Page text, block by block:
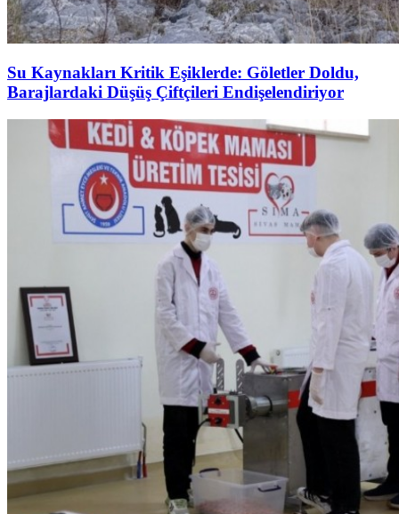
Su Kaynakları Kritik Eşiklerde: Göletler Doldu,
Barajlardaki Düşüş Çiftçileri Endişelendiriyor